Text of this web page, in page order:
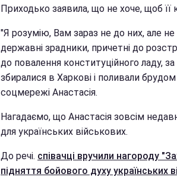
Приходько заявила, що не хоче, щоб її
"Я розумію, Вам зараз не до них, але
державні зрадники, причетні до
до повалення конституційного ладу,
збиралися в Харкові і поливали
соцмережі Анастасія.
Нагадаємо, що Анастасія зовсім
для українських військових.
До речі. співачці вручили нагороду
підняття бойового духу українських